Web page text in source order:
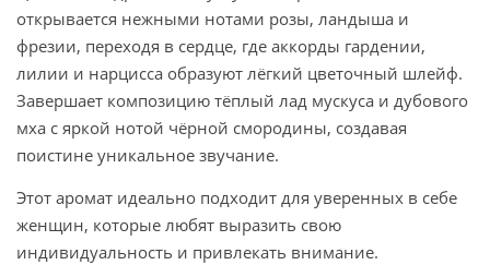
открывается нежными нотами розы, ландыша и
фрезии, переходя в сердце, где аккорды гардении,
лилии и нарцисса образуют лёгкий цветочный шлейф.
Завершает композицию тёплый лад мускуса и дубового
мха с яркой нотой чёрной смородины, создавая
поистине уникальное звучание.
Этот аромат идеально подходит для уверенных в себе
женщин, которые любят выразить свою
индивидуальность и привлекать внимание.